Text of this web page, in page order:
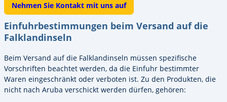
Nehmen Sie Kontakt mit uns auf
Einfuhrbestimmungen beim Versand auf die
Falklandinseln
Beim Versand auf die Falklandinseln müssen spezifische
Vorschriften beachtet werden, da die Einfuhr bestimmter
Waren eingeschränkt oder verboten ist. Zu den Produkten, die
nicht nach Aruba verschickt werden dürfen, gehören: